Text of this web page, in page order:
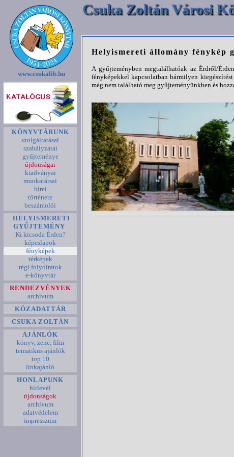
Csuka Zoltán Városi
www.csukalib.hu
KÖNYVTÁRUNK
szolgáltatásai
szabályzatai
gyűjteménye
újdonságai
kiadványai
munkatársai
hírei
története
beszámolói
HELYISMERETI
GYŰJTEMÉNY
Ki kicsoda Érden?
képeslapok
fényképek
térképek
régi folyóiratok
e-könyvtár
RENDEZVÉNYEK
archívum
KÖZADATTÁR
CSUKA ZOLTÁN
AJÁNLÓK
könyv, zene, film
tematikus ajánlók
top 10
linkajánló
HONLAPUNK
hírlevél
újdonságok
archívum
adatvédelem
impresszum
Helyismereti állomány fénykép
A gyűjteményben megtalálhatóak az Érdről/
fényképekkel kapcsolatban bármilyen
még nem található meg gyűjteményünkben és